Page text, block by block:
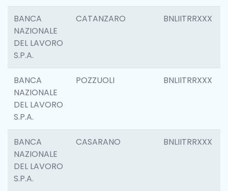
BANCA
NAZIONALE
DEL LAVORO
S.P.A.
CATANZARO BNLIITRRXXX
BANCA
NAZIONALE
DEL LAVORO
S.P.A.
POZZUOLI BNLIITRRXXX
BANCA
NAZIONALE
DEL LAVORO
S.P.A.
CASARANO BNLIITRRXXX